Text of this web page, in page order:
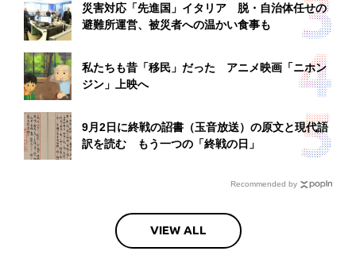
災害対応「先進国」イタリア 脱・自治体任せの
避難所運営、被災者への温かい食事も
私たちも昔「移民」だった アニメ映画「ニホン
ジン」上映へ
9月2日に終戦の詔書（玉音放送）の原文と現代語
訳を読む もう一つの「終戦の日」
Recommended by
VIEW ALL